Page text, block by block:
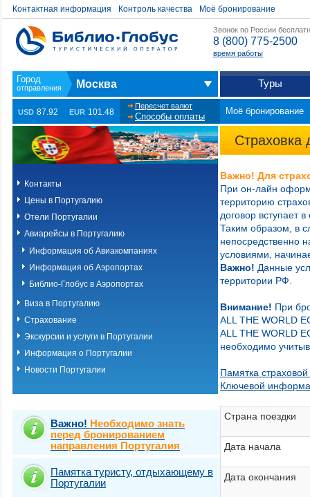
Контактная информация Контроль качества Моё бронирование
Звонок по России
8 (800) 775-2500
время работы
Москва Туры
USD 87.92 EUR 101.48
Пересчет валют
Способы оплаты
Моё бронирование
Контакты
Цены в Португалию
Отели Португалии
Авиарейсы в Португалию
Информация об Авиакомпаниях
Информация об Аэропортах
Библио-Глобус в Аэропортах
Виза в Португалию
Страхование
Экскурсии и услуги в Португалии
Информация о Португалии
Новости Португалии
Важно! Необходимо знать
перед бронированием
направления Португалия
Памятка туристу, отдыхающему в
Португалии
Страховка
Важно! Для
При он-лайн
территорию
договор вступает
Таким образом, в
непосредственно
условиями,
Важно! Данные
территории РФ.
Внимание! При
ALL THE WORLD
ALL THE WORLD
необходимо
Памятка
Ключевой
Страна поездки
Дата начала
Дата окончания